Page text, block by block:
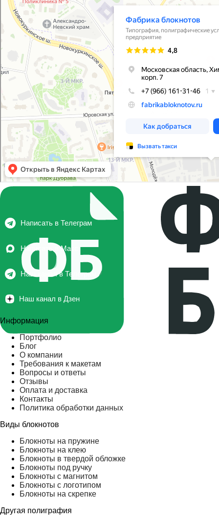
Написать в Телеграм
Написать в Макс
Наш канал в Телеграм
Наш канал в Дзен
Информация
Портфолио
Блог
О компании
Требования к макетам
Вопросы и ответы
Отзывы
Оплата и доставка
Контакты
Политика обработки данных
Виды блокнотов
Блокноты на пружине
Блокноты на клею
Блокноты в твердой обложке
Блокноты под ручку
Блокноты с магнитом
Блокноты с логотипом
Блокноты на скрепке
Другая полиграфия